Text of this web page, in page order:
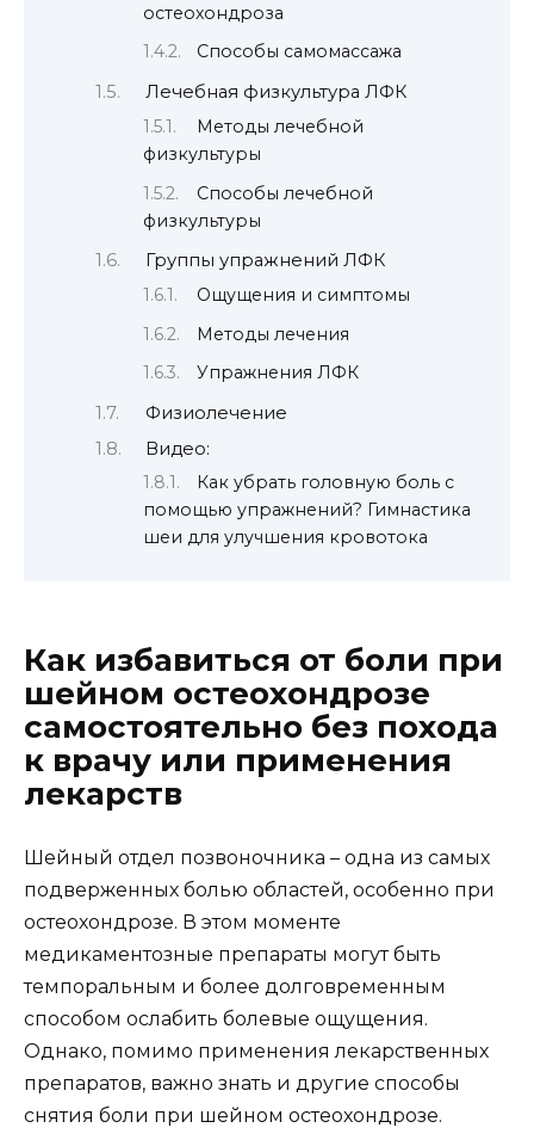
остеохондроза
Способы самомассажа
Лечебная физкультура ЛФК
Методы лечебной
физкультуры
Способы лечебной
физкультуры
Группы упражнений ЛФК
Ощущения и симптомы
Методы лечения
Упражнения ЛФК
Физиолечение
Видео:
Как убрать головную боль с
помощью упражнений? Гимнастика
шеи для улучшения кровотока
Как избавиться от боли при
шейном остеохондрозе
самостоятельно без похода
к врачу или применения
лекарств
Шейный отдел позвоночника – одна из самых
подверженных болью областей, особенно при
остеохондрозе. В этом моменте
медикаментозные препараты могут быть
темпоральным и более долговременным
способом ослабить болевые ощущения.
Однако, помимо применения лекарственных
препаратов, важно знать и другие способы
снятия боли при шейном остеохондрозе.